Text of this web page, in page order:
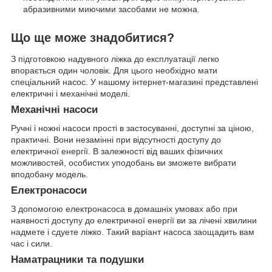
абразивними миючими засобами не можна.
Що ще може знадобитися?
З підготовкою надувного ліжка до експлуатації легко
впорається один чоловік. Для цього необхідно мати
спеціальний насос. У нашому інтернет-магазині представлені
електричні і механічні моделі.
Механічні насоси
Ручні і ножні насоси прості в застосуванні, доступні за ціною,
практичні. Вони незамінні при відсутності доступу до
електричної енергії. В залежності від ваших фізичних
можливостей, особистих уподобань ви зможете вибрати
вподобану модель.
Електронасоси
З допомогою електронасоса в домашніх умовах або при
наявності доступу до електричної енергії ви за лічені хвилини
надмете і сдуете ліжко. Такий варіант насоса заощадить вам
час і сили.
Наматрацники та подушки